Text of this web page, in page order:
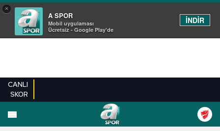
×
A SPOR
Mobil uygulaması
Ücretsiz - Google Play'de
İNDİR
CANLI
SKOR